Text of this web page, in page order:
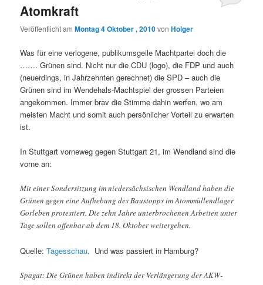
Atomkraft
Veröffentlicht amMontag 4 Oktober , 2010vonHolger
Was für eine verlogene, publikumsgeile Machtpartei doch die
……. Grünen sind. Nicht nur die CDU (logo), die FDP und auch
(neuerdings, in Jahrzehnten gerechnet) die SPD – auch die
Grünen sind im Wendehals-Machtspiel der grossen Parteien
angekommen. Immer brav die Stimme dahin werfen, wo am
meisten Macht und somit auch persönlicher Vorteil zu erwarten
ist.
In Stuttgart vorneweg gegen Stuttgart 21, im Wendland sind die
vorne an:
Mit einer Sondersitzung im niedersächsischen Wendland haben die
Grünen gegen eine Aufhebung des Baustopps im Atommüllendlager
Gorleben protestiert. Die zehn Jahre unterbrochenen Arbeiten unter
Tage sollen offenbar ab dem 18. Oktober weitergehen.
Quelle:Tagesschau. Und was passiert in Hamburg?
Spagat: Die Grünen haben indirekt der Verlängerung der AKW-